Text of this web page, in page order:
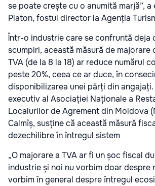
se poate crește cu o anumită marjă”,
Platon, fostul director la Agenția
Într-o industrie care se confruntă deja
scumpiri, această măsură de majorare
TVA (de la 8 la 18) ar reduce numărul
peste 20%, ceea ce ar duce, în
disponibilizarea unei părți din
executiv al Asociației Naționale a
Localurilor de Agrement din Moldova
Calmîș, susține că această măsură
dezechilibre în întregul sistem
„O majorare a TVA ar fi un șoc fiscal
industrie și noi nu vorbim doar despre
vorbim în general despre întregul